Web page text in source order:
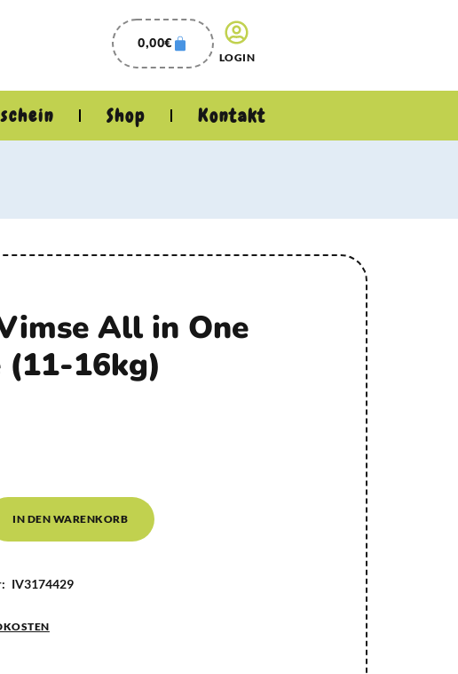
0,00€
LOGIN
Shop Kontakt
All in One
(11-16kg)
IN DEN WARENKORB
IV3174429